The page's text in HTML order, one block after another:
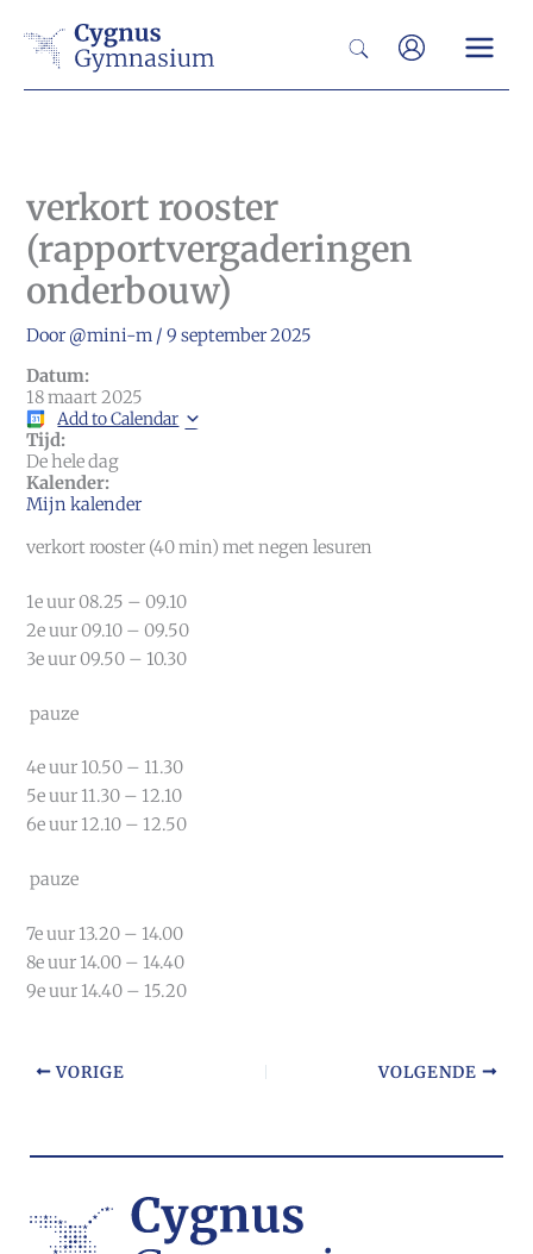
naar
Zoeken
verkort rooster
(rapportvergaderingen
onderbouw)
Door @mini-m /9 september 2025
Datum:
18 maart 2025
Add to Calendar
Tijd:
De hele dag
Kalender:
Mijn kalender
verkort rooster (40 min) met negen lesuren
1e uur 08.25 – 09.10
2e uur 09.10 – 09.50
3e uur 09.50 – 10.30
pauze
4e uur 10.50 – 11.30
5e uur 11.30 – 12.10
6e uur 12.10 – 12.50
pauze
7e uur 13.20 – 14.00
8e uur 14.00 – 14.40
9e uur 14.40 – 15.20
VORIGE VOLGENDE